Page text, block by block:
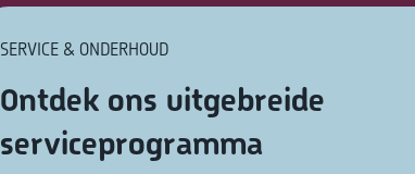
SERVICE & ONDERHOUD
Ontdek ons uitgebreide
serviceprogramma